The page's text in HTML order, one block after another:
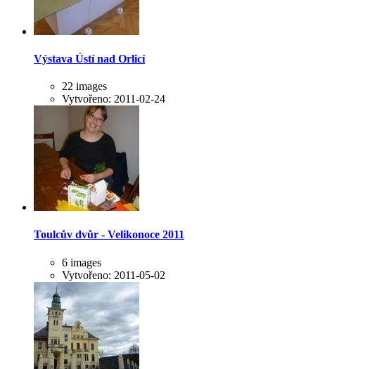
Výstava Ústí nad Orlicí
22 images
Vytvořeno: 2011-02-24
Toulcův dvůr - Velikonoce 2011
6 images
Vytvořeno: 2011-05-02